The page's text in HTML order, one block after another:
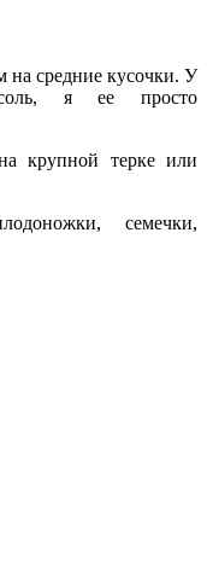
средние кусочки. У
я ее просто
крупной терке или
семечки,